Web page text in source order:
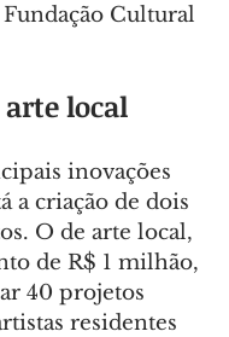
Cultural
local
inovações
a criação de dois
O de arte local,
de R$ 1 milhão,
40 projetos
residentes